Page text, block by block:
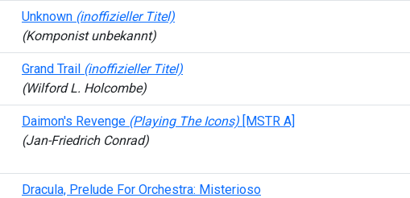
Unknown (inoffizieller Titel)
(Komponist unbekannt)
Grand Trail (inoffizieller Titel)
(Wilford L. Holcombe)
Daimon's Revenge (Playing The Icons) [MSTR A]
(Jan-Friedrich Conrad)
Dracula, Prelude For Orchestra: Misterioso